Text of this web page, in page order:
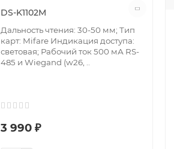
DS-K1102M
Дальность чтения: 30-50 мм; Тип
карт: Mifare Индикация доступа:
световая; Рабочий ток 500 мА RS-
485 и Wiegand (w26, ..
3 990 ₽